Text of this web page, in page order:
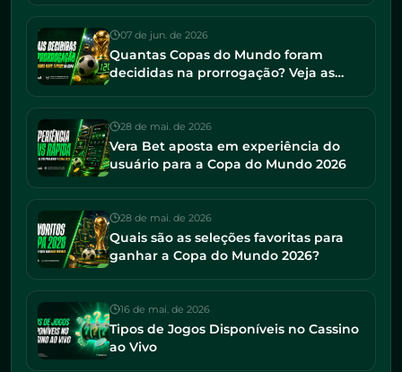
07 de jun. de 2026
Quantas Copas do Mundo foram
decididas na prorrogação? Veja as
28 de mai. de 2026
Vera Bet aposta em experiência do
usuário para a Copa do Mundo 2026
28 de mai. de 2026
Quais são as seleções favoritas para
ganhar a Copa do Mundo 2026?
16 de mai. de 2026
Tipos de Jogos Disponíveis no Cassino
ao Vivo